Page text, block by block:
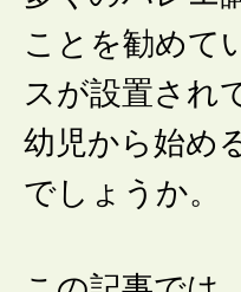
ことを勧めて
スが設置され
幼児から始め
でしょうか。